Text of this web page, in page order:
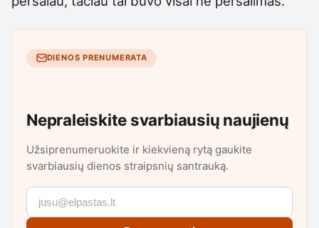
DIENOS PRENUMERATA
Nepraleiskite svarbiausių naujienų
Užsiprenumeruokite ir kiekvieną rytą gaukite
svarbiausių dienos straipsnių santrauką.